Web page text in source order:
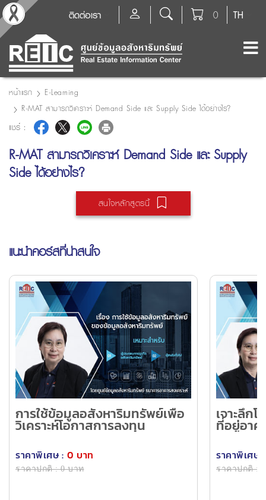
TH
0
ติดต่อเรา
หน้าแรก
E-Learning
R-MAT สามารถวิเคราะห์ Demand Side และ Supply Side ได้อย่างไร?
แชร์ :
R-MAT สามารถวิเคราะห์ Demand Side และ Supply
Side ได้อย่างไร?
สนใจหลักสูตรนี้
แนะนำคอร์สที่น่าสนใจ
การใช้ข้อมูลอสังหาริมทรัพย์เพื่อ
วิเคราะห์โอกาสการลงทุน
ราคาพิเศษ : 0 บาท
ราคาปกติ : 0 บาท
เจาะลึก
ที่อยู่อาศั
สนาม ข
ราคาพิเศษ :
ราคาปกติ :